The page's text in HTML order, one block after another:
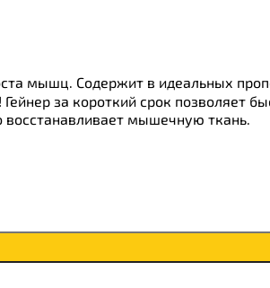
мышц. Содержит в идеальных
за короткий срок позволяет
мышечную ткань.